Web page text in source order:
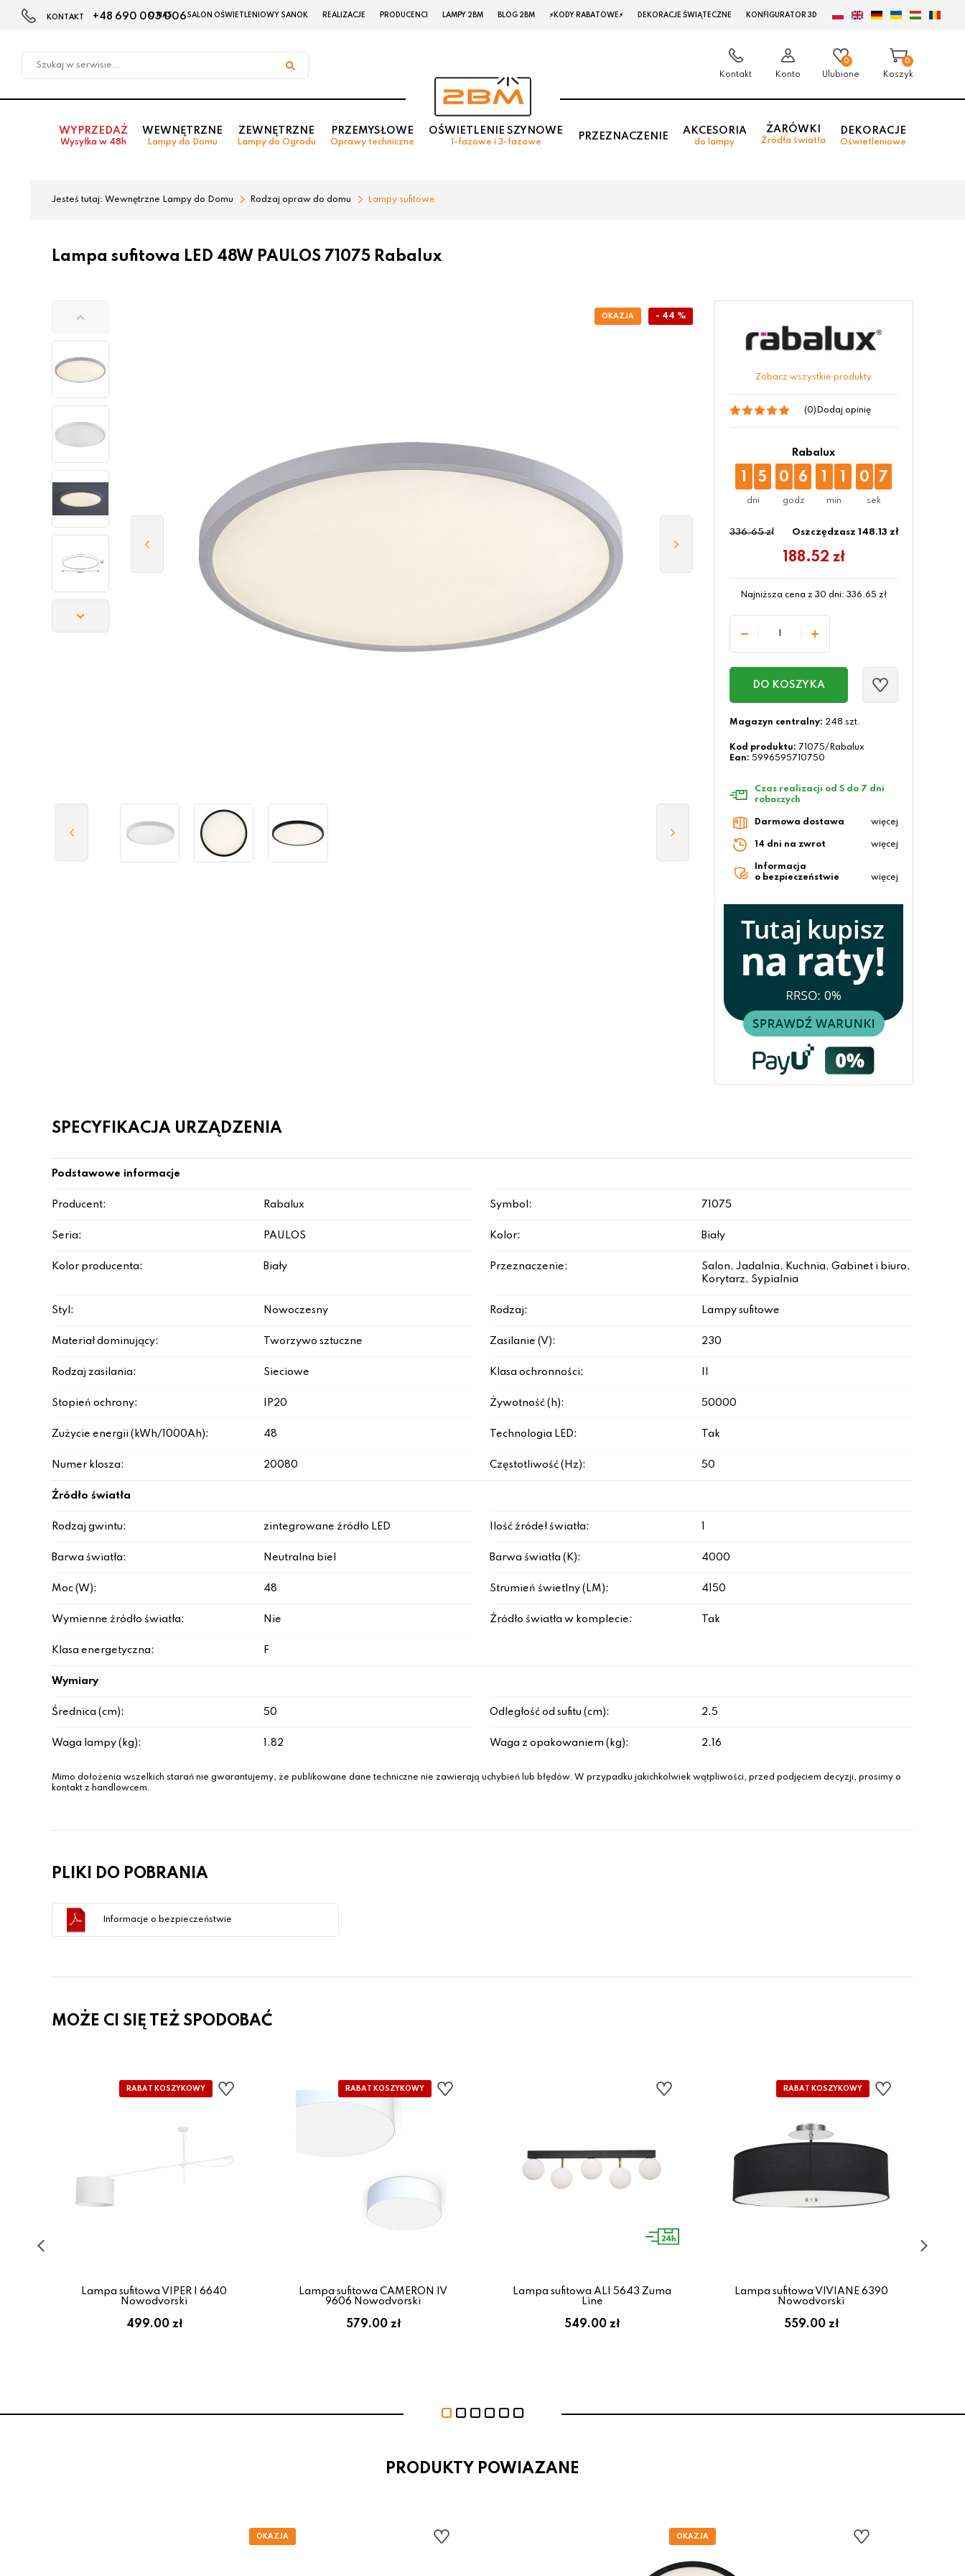
w
KONTAKT +48 690 003 006
O NAS SALON OŚWIETLENIOWY SANOK REALIZACJE PRODUCENCI LAMPY 2BM BLOG 2BM ⚡KODY RABATOWE⚡ DEKORACJE ŚWIĄTECZNE KONFIGURATOR 3D
Kontakt Konto
0
Ulubione
0
Koszyk
WYPRZEDAŻ
Wysyłka w 48h
WEWNĘTRZNE
Lampy do Domu
ZEWNĘTRZNE
Lampy do Ogrodu
PRZEMYSŁOWE
Oprawy techniczne
OŚWIETLENIE SZYNOWE
1-fazowe i 3-fazowe
PRZEZNACZENIE
AKCESORIA
do lampy
ŻARÓWKI
Źródła światła
DEKORACJE
Oświetleniowe
Jesteś tutaj: Wewnętrzne Lampy do Domu Rodzaj opraw do domu Lampy sufitowe
Lampa sufitowa LED 48W PAULOS 71075 Rabalux
- 44 %
Zobacz wszystkie produkty
(0) Dodaj opinię
Rabalux
1 5 0 6 1 1 0 6
336.65 zł Oszczędzasz 148.13 zł
188.52 zł
Najniższa cena z 30 dni:336.65 zł
DO KOSZYKA
Magazyn centralny: 248 szt.
Kod produktu: 71075/Rabalux
Ean: 5996595710750
Czas realizacji od 5 do 7 dni
roboczych
Darmowa dostawa więcej
14 dni na zwrot więcej
Informacja
o bezpieczeństwie
więcej
SPECYFIKACJA URZĄDZENIA
Podstawowe informacje
Producent: Rabalux Symbol: 71075
Seria: PAULOS Kolor: Biały
Kolor producenta: Biały Przeznaczenie:
Salon, Jadalnia, Kuchnia, Gabinet i biuro,
Korytarz, Sypialnia
Styl: Nowoczesny Rodzaj: Lampy sufitowe
Materiał dominujący: Tworzywo sztuczne Zasilanie (V): 230
Rodzaj zasilania: Sieciowe Klasa ochronności:
Stopień ochrony: IP20 Żywotność (h): 50000
Zużycie energii (kWh/1000Ah): 48 Technologia LED: Tak
Numer klosza: 20080 Częstotliwość (Hz): 50
Źródło światła
Rodzaj gwintu: zintegrowane źródło LED Ilość źródeł światła:
Barwa światła: Neutralna biel Barwa światła (K): 4000
Moc (W): 48 Strumień świetlny (LM): 4150
Wymienne źródło światła: Nie Źródło światła w komplecie: Tak
Klasa energetyczna: F
Wymiary
Średnica (cm): 50 Odległość od sufitu (cm): 2.5
Waga lampy (kg): 1.82 Waga z opakowaniem (kg): 2.16
Mimo dołożenia wszelkich starań nie gwarantujemy, że publikowane dane techniczne nie zawierają uchybień lub błędów. W przypadku jakichkolwiek wątpliwości, przed podjęciem decyzji, prosimy o
kontakt z handlowcem.
PLIKI DO POBRANIA
Informacje o bezpieczeństwie
MOŻE CI SIĘ TEŻ SPODOBAĆ
Lampa sufitowa VIPER I 6640
Nowodvorski
499.00 zł
Lampa sufitowa CAMERON IV
9606 Nowodvorski
579.00 zł
Lampa sufitowa ALI 5643 Zuma
Line
549.00 zł
Lampa sufitowa VIVIANE 6390
Nowodvorski
559.00 zł
PRODUKTY POWIAZANE